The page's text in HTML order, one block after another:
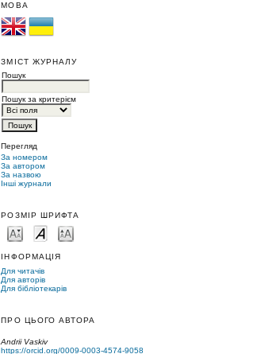
МОВА
ЗМІСТ ЖУРНАЛУ
Пошук
Пошук за критерієм
Перегляд
За номером
За автором
За назвою
Інші журнали
РОЗМІР ШРИФТА
ІНФОРМАЦІЯ
Для читачів
Для авторів
Для бібліотекарів
ПРО ЦЬОГО АВТОРА
Andrii Vaskiv
https://orcid.org/0009-0003-4574-9058